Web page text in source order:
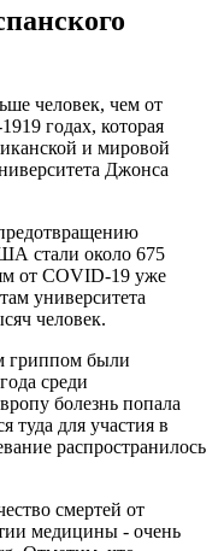
человек, чем от
годах, которая
и мировой
Джонса
стали около 675
от COVID-19 уже
университета
человек.
гриппом были
среди
болезнь попала
туда для участия в
распространилось
смертей от
медицины - очень